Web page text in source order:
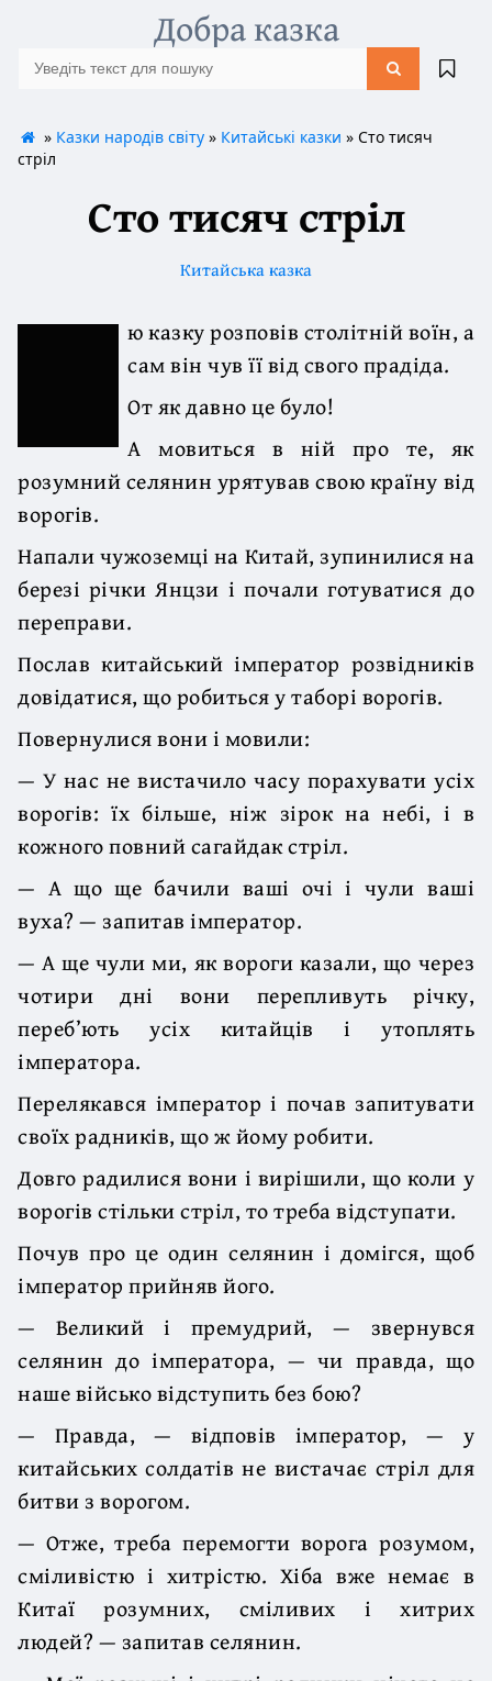
Добра казка
» Казки народів світу» Китайські казки » Сто тисяч
стріл
Сто тисяч стріл
Китайська казка
ю казку розповів столітній воїн, а
сам він чув її від свого прадіда.
От як давно це було!
А мовиться в ній про те, як
розумний селянин урятував свою країну від
ворогів.
Напали чужоземці на Китай, зупинилися на
березі річки Янцзи і почали готуватися до
переправи.
Послав китайський імператор розвідників
довідатися, що робиться у таборі ворогів.
Повернулися вони і мовили:
— У нас не вистачило часу порахувати усіх
ворогів: їх більше, ніж зірок на небі, і в
кожного повний сагайдак стріл.
— А що ще бачили ваші очі і чули ваші
вуха? — запитав імператор.
— А ще чули ми, як вороги казали, що через
чотири дні вони перепливуть річку,
переб’ють усіх китайців і утоплять
імператора.
Перелякався імператор і почав запитувати
своїх радників, що ж йому робити.
Довго радилися вони і вирішили, що коли у
ворогів стільки стріл, то треба відступати.
Почув про це один селянин і домігся, щоб
імператор прийняв його.
— Великий і премудрий, — звернувся
селянин до імператора, — чи правда, що
наше військо відступить без бою?
— Правда, — відповів імператор, — у
китайських солдатів не вистачає стріл для
битви з ворогом.
— Отже, треба перемогти ворога розумом,
сміливістю і хитрістю. Хіба вже немає в
Китаї розумних, сміливих і хитрих
людей? — запитав селянин.